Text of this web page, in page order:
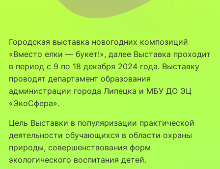
Городская выставка новогодних композиций
«Вместо елки — букет!», далее Выставка проходит
в период с 9 по 18 декабря 2024 года. Выставку
проводят департамент образования
администрации города Липецка и МБУ ДО ЭЦ
«ЭкоСфера».
Цель Выставки в популяризации практической
деятельности обучающихся в области охраны
природы, совершенствования форм
экологического воспитания детей.